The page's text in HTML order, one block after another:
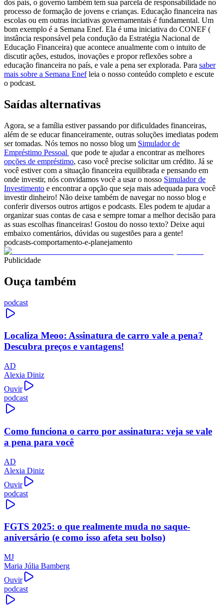
dos pais, o governo também tem sua parcela de responsabilidade no
processo de formação de jovens e crianças. Educação financeira nas
escolas ou em outras inciativas governamentais é fundamental. Um
bom exemplo é a Semana Enef. Ela é uma iniciativa do CONEF (
instância responsável pela condução da Estratégia Nacional de
Educação Financeira) que acontece anualmente com o intuito de
discutir ações, estudos, inovações e propor reflexões sobre a
educação financeira no país, e vale a pena ser explorada. Para saber
mais sobre a Semana Enefleia o nosso conteúdo completo e escute
o podcast.
Saídas alternativas
Agora, se a família estiver passando por dificuldades financeiras,
além de se educar financeiramente, outras soluções imediatas podem
ser tomadas. Nós temos no nosso blog um Simulador de
Empréstimo Pessoal que pode te ajudar a encontrar as melhores
opções de empréstimo, caso você precise solicitar um crédito. Já se
você estiver com a situação financeira equilibrada e pensando em
onde investir, nós convidamos você a usar o nosso Simulador de
Investimento e encontrar a opção que seja mais adequada para você
investir dinheiro! Não deixe também de navegar no nosso blog e
conferir diversos outros artigos e podcasts. Eles podem te ajudar a
organizar suas contas de casa e sempre tomar a melhor decisão para
as suas escolhas financeiras! Gostou do nosso texto? Deixe aqui
embaixo comentários, dúvidas ou sugestões para a gente!
podcasts-comportamento-e-planejamento
Publicidade
Ouça também
podcast
Localiza Meoo: Assinatura de carro vale a pena?
Descubra preços e vantagens!
AD
Alexia Diniz
Ouvir
podcast
Como funciona o carro por assinatura: veja se vale
a pena para você
AD
Alexia Diniz
Ouvir
podcast
FGTS 2025: o que realmente muda no saque-
aniversário (e como isso afeta seu bolso)
MJ
Maria Júlia Bamberg
Ouvir
podcast